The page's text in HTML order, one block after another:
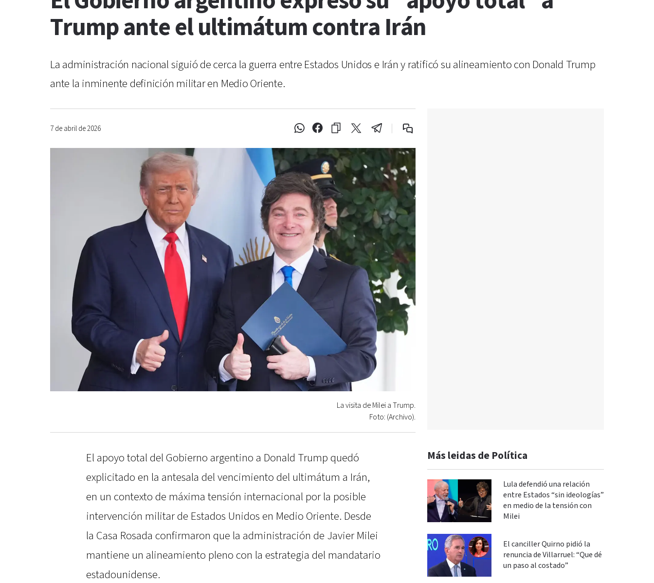
Trump ante el ultimátum contra Irán
La administración nacional siguió de cerca la guerra entre Estados Unidos e Irán y ratificó su alineamiento con Donald Trump
ante la inminente definición militar en Medio Oriente.
7 de abril de 2026
La visita de Milei a Trump.
Foto: (Archivo).
El apoyo total del Gobierno argentino a Donald Trump quedó
explicitado en la antesala del vencimiento del ultimátum a Irán,
en un contexto de máxima tensión internacional por la posible
intervención militar de Estados Unidos en Medio Oriente. Desde
la Casa Rosada confirmaron que la administración de Javier Milei
mantiene un alineamiento pleno con la estrategia del mandatario
estadounidense.
Más leidas de Política
Lula defendió una relación
entre Estados “sin ideologías”
en medio de la tensión con
Milei
El canciller Quirno pidió la
renuncia de Villarruel: “Que dé
un paso al costado”